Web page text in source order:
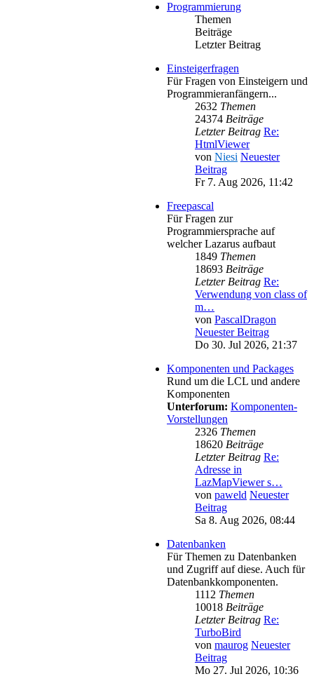
Programmierung
Themen
Beiträge
Letzter Beitrag
Einsteigerfragen
Für Fragen von Einsteigern und
Programmieranfängern...
2632 Themen
24374 Beiträge
Letzter Beitrag Re:
HtmlViewer
von Niesi Neuester
Beitrag
Fr 7. Aug 2026, 11:42
Freepascal
Für Fragen zur
Programmiersprache auf
welcher Lazarus aufbaut
1849 Themen
18693 Beiträge
Letzter Beitrag Re:
Verwendung von class of
m…
von PascalDragon
Neuester Beitrag
Do 30. Jul 2026, 21:37
Komponenten und Packages
Rund um die LCL und andere
Komponenten
Unterforum: Komponenten-
Vorstellungen
2326 Themen
18620 Beiträge
Letzter Beitrag Re:
Adresse in
LazMapViewer s…
von paweld Neuester
Beitrag
Sa 8. Aug 2026, 08:44
Datenbanken
Für Themen zu Datenbanken
und Zugriff auf diese. Auch für
Datenbankkomponenten.
1112 Themen
10018 Beiträge
Letzter Beitrag Re:
TurboBird
von maurog Neuester
Beitrag
Mo 27. Jul 2026, 10:36